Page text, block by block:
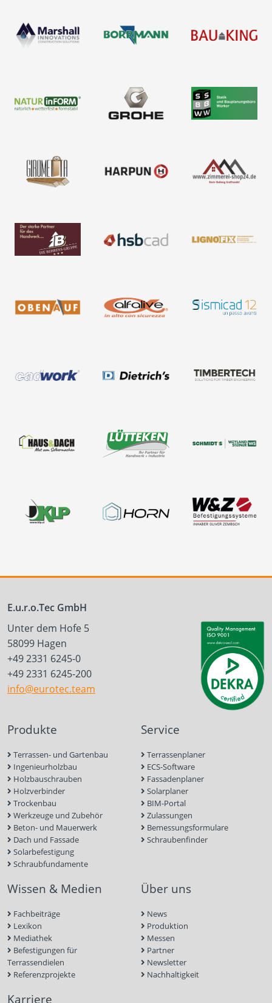
E.u.r.o.Tec GmbH
Unter dem Hofe 5
58099 Hagen
+49 2331 6245-0
+49 2331 6245-200
info@eurotec.team
Produkte
Terrassen- und Gartenbau
Ingenieurholzbau
Holzbauschrauben
Holzverbinder
Trockenbau
Werkzeuge und Zubehör
Beton- und Mauerwerk
Dach und Fassade
Solarbefestigung
Schraubfundamente
Service
Terrassenplaner
ECS-Software
Fassadenplaner
Solarplaner
BIM-Portal
Zulassungen
Bemessungsformulare
Schraubenfinder
Wissen & Medien
Fachbeiträge
Lexikon
Mediathek
Befestigungen für
Terrassendielen
Referenzprojekte
Über uns
News
Produktion
Messen
Partner
Newsletter
Nachhaltigkeit
Karriere